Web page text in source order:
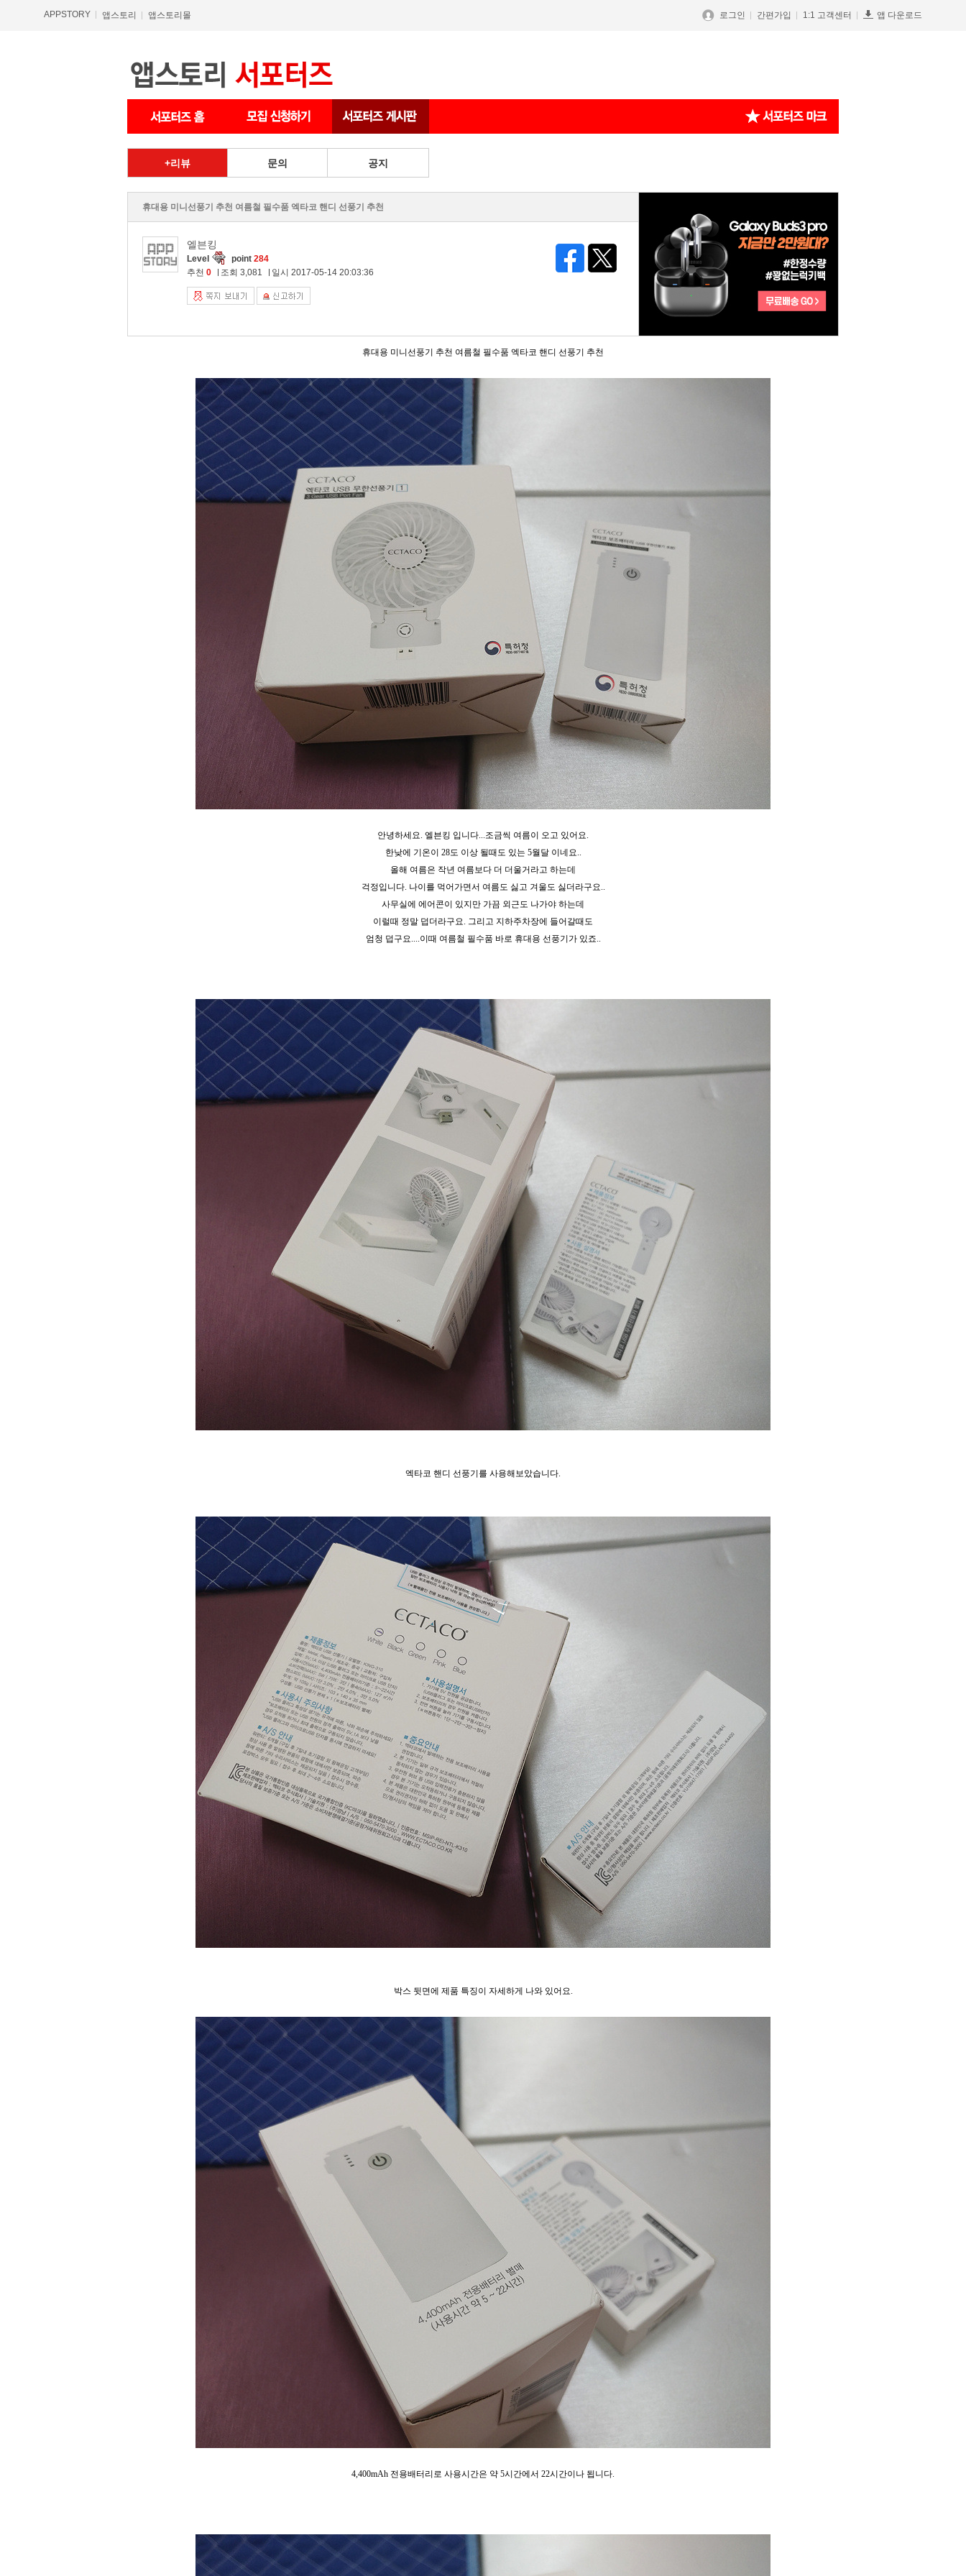
APPSTORY 앱스토리 앱스토리몰 로그인 간편가입 1:1 고객센터 앱 다운로드
리뷰 문의 공지